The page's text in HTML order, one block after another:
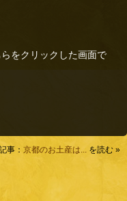
をクリックした画面で
事： 京都のお土産は... を読む »